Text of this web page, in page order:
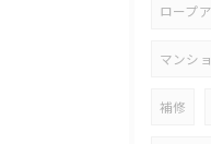
ロープ
マンシ
補修